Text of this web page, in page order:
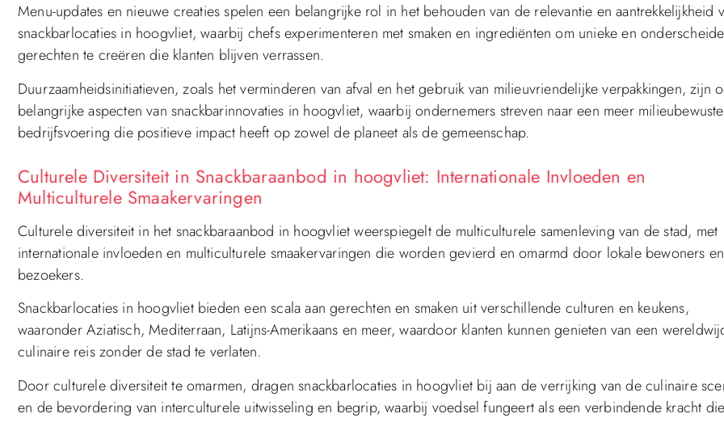
Menu-updates en nieuwe creaties spelen een belangrijke rol in het behouden van de relevantie en aantrekkelijkheid
snackbarlocaties in hoogvliet, waarbij chefs experimenteren met smaken en ingrediënten om unieke en
gerechten te creëren die klanten blijven verrassen.
Duurzaamheidsinitiatieven, zoals het verminderen van afval en het gebruik van milieuvriendelijke verpakkingen, zijn
belangrijke aspecten van snackbarinnovaties in hoogvliet, waarbij ondernemers streven naar een meer milieubewuste
bedrijfsvoering die positieve impact heeft op zowel de planeet als de gemeenschap.
Culturele Diversiteit in Snackbaraanbod in hoogvliet: Internationale Invloeden en
Multiculturele Smaakervaringen
Culturele diversiteit in het snackbaraanbod in hoogvliet weerspiegelt de multiculturele samenleving van de stad, met
internationale invloeden en multiculturele smaakervaringen die worden gevierd en omarmd door lokale bewoners en
bezoekers.
Snackbarlocaties in hoogvliet bieden een scala aan gerechten en smaken uit verschillende culturen en keukens,
waaronder Aziatisch, Mediterraan, Latijns-Amerikaans en meer, waardoor klanten kunnen genieten van een
culinaire reis zonder de stad te verlaten.
Door culturele diversiteit te omarmen, dragen snackbarlocaties in hoogvliet bij aan de verrijking van de culinaire
en de bevordering van interculturele uitwisseling en begrip, waarbij voedsel fungeert als een verbindende kracht